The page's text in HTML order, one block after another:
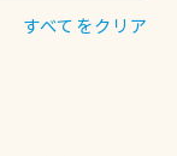
すべてをクリア